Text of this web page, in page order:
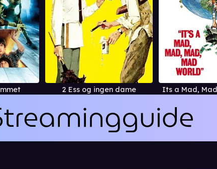
2 Ess og ingen dame